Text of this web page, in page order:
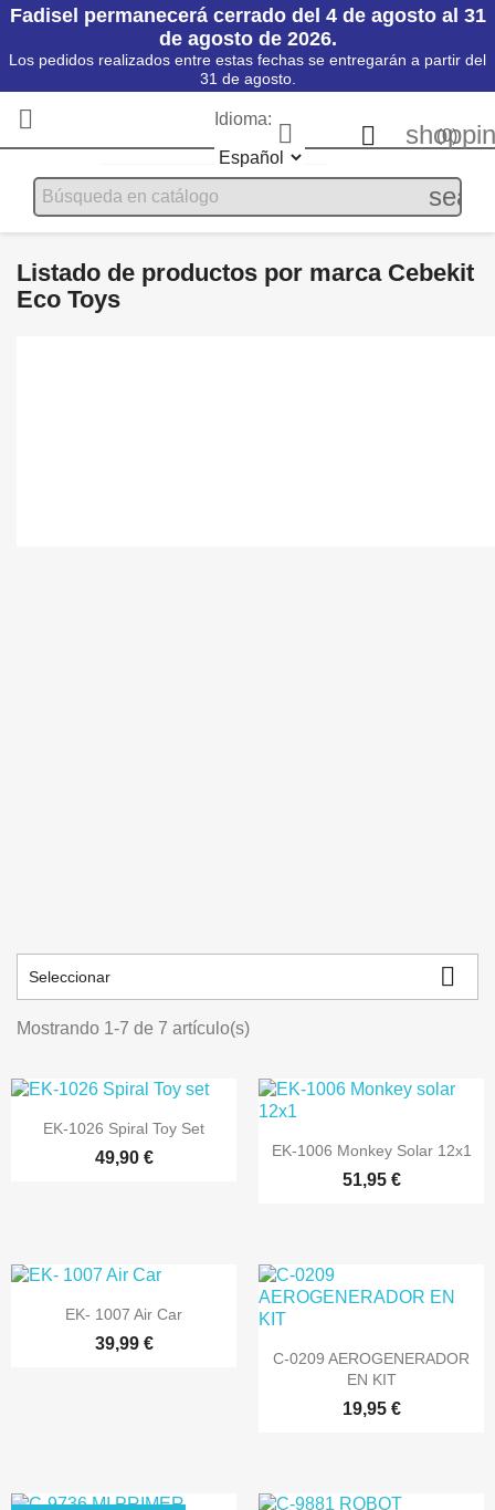
Fadisel permanecerá cerrado del 4 de agosto al 31
de agosto de 2026.
Los pedidos realizados entre estas fechas se entregarán a partir del
31 de agosto.

Idioma:
 (0)

Listado de productos por marca Cebekit
Eco Toys
Seleccionar 
Mostrando 1-7 de 7 artículo(s)
 Vista rápida
EK-1026 Spiral Toy Set
49,90 €  Vista rápida
EK-1006 Monkey Solar 12x1
51,95 €
 Vista rápida
EK- 1007 Air Car
39,99 €  Vista rápida
C-0209 AEROGENERADOR
EN KIT
19,95 €